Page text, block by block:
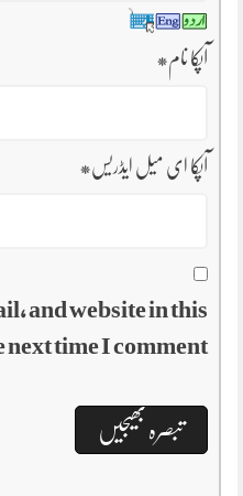
آپکا نام*
آپکا ای میل ایڈریس*
and website in this
time I comment.